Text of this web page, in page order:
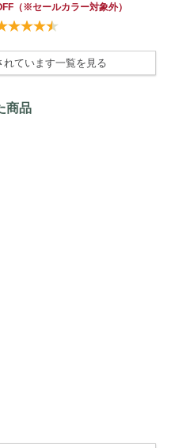
（※セールカラー対象外）
ています一覧を見る
商品